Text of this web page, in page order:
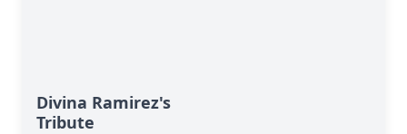
Divina Ramirez's
Tribute